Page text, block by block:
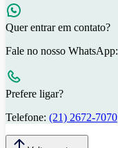
Quer entrar em contato?
Fale no nosso WhatsApp:
Prefere ligar?
Telefone: (21) 2672-7070